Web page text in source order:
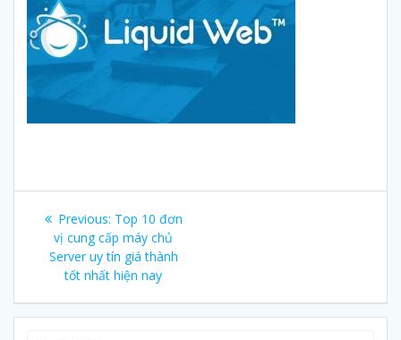
Post
navigation
Previous: Previous
post:
Top 10 đơn
vị cung cấp máy chủ
Server uy tín giá thành
tốt nhất hiện nay